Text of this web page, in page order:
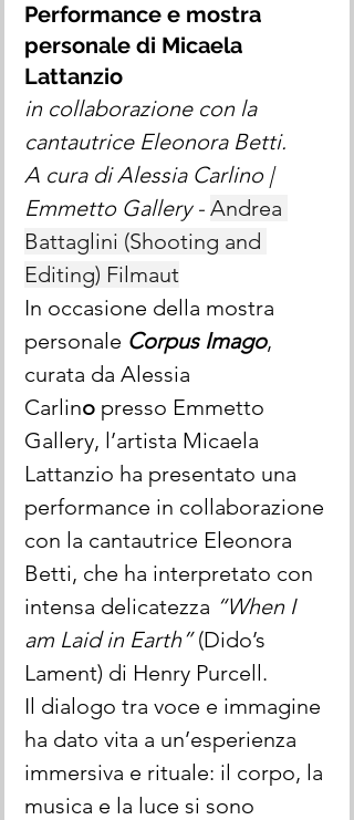
Performance e mostra
personale di Micaela
Lattanzio
in collaborazione con la
cantautrice Eleonora Betti.
A cura di Alessia Carlino |
Emmetto Gallery - Andrea
Battaglini (Shooting and
Editing) Filmaut
In occasione della mostra
personale Corpus Imago,
curata da Alessia
Carlino presso Emmetto
Gallery, l’artista Micaela
Lattanzio ha presentato una
performance in collaborazione
con la cantautrice Eleonora
Betti, che ha interpretato con
intensa delicatezza “When I
am Laid in Earth” (Dido’s
Lament) di Henry Purcell.
Il dialogo tra voce e immagine
ha dato vita a un’esperienza
immersiva e rituale: il corpo, la
musica e la luce si sono